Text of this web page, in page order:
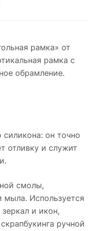
рамка» от
рамка с
обрамление.
силикона: он точно
отливку и служит
смолы,
мыла. Используется
и икон,
ручной